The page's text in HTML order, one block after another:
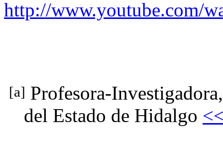
http://www.youtube.com/
[a] Profesora-
del Estado de Hidalgo